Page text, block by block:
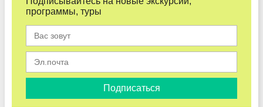
программы, туры
Подписаться